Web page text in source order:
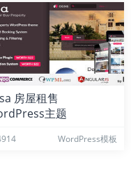
房屋租售
主题
WordPress模板